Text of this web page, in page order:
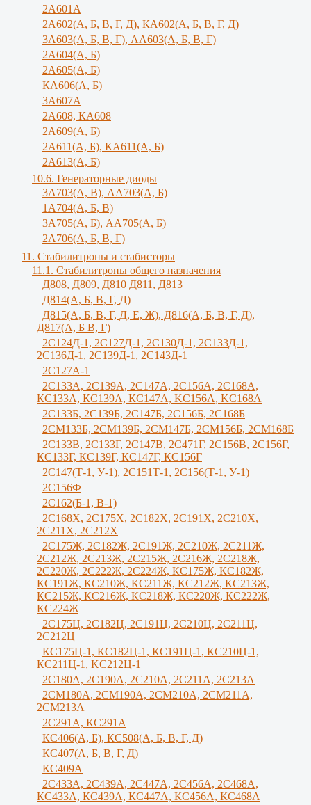
2А601А
2А602(А, Б, В, Г, Д), КА602(А, Б, В, Г, Д)
3A603(A, Б, B, Г), АА603(А, Б, В, Г)
2А604(А, Б)
2А605(А, Б)
КА606(А, Б)
3А607А
2А608, КА608
2А609(А, Б)
2А611(А, Б), КА611(А, Б)
2А613(А, Б)
10.6. Генераторные диоды
3A703(A, B), АА703(А, Б)
1А704(А, Б, В)
3А705(А, Б), АА705(А, Б)
2А706(А, Б, В, Г)
11. Стабилитроны и стабисторы
11.1. Стабилитроны общего назначения
Д808, Д809, Д810 Д811, Д813
Д814(А, Б, В, Г, Д)
Д815(А, Б, В, Г, Д, Е, Ж), Д816(А, Б, В, Г, Д),
Д817(А, Б В, Г)
2С124Д-1, 2С127Д-1, 2С130Д-1, 2С133Д-1,
2С136Д-1, 2С139Д-1, 2С143Д-1
2С127А-1
2C133А, 2C139А, 2С147А, 2С156А, 2С168А,
КС133А, КС139А, КС147А, KС156A, KС168A
2С133Б, 2С139Б, 2С147Б, 2С156Б, 2С168Б
2СМ133Б, 2СМ139Б, 2СМ147Б, 2СМ156Б, 2СМ168Б
2С133В, 2С133Г, 2C147B, 2С471Г, 2С156B, 2С156Г,
КС133Г, КС139Г, КС147Г, КС156Г
2С147(Т-1, У-1), 2С151Т-1, 2С156(Т-1, У-1)
2С156Ф
2С162(Б-1, В-1)
2С168Х, 2С175Х, 2С182Х, 2С191Х, 2С210Х,
2С211Х, 2С212Х
2С175Ж, 2С182Ж, 2С191Ж, 2С210Ж, 2C211Ж,
2С212Ж, 2С213Ж, 2С215Ж, 2С216Ж, 2С218Ж,
2С220Ж, 2С222Ж, 2С224Ж, КС175Ж, КС182Ж,
КС191Ж, КС210Ж, КС211Ж, КС212Ж, КС213Ж,
КС215Ж, КС216Ж, КС218Ж, КС220Ж, КС222Ж,
КС224Ж
2С175Ц, 2С182Ц, 2С191Ц, 2С210Ц, 2С211Ц,
2С212Ц
КС175Ц-1, КС182Ц-1, КС191Ц-1, КС210Ц-1,
КС211Ц-1, KС212Ц-1
2С180А, 2С190А, 2С210А, 2C211A, 2C213A
2СМ180А, 2СМ190А, 2CM210A, 2СМ211А,
2СМ213А
2С291А, КС291А
КС406(А, Б), КС508(А, Б, В, Г, Д)
КС407(А, Б, В, Г, Д)
КС409А
2С433А, 2С439А, 2С447А, 2С456А, 2С468А,
КС433А, КС439А, КС447А, КС456А, КС468А